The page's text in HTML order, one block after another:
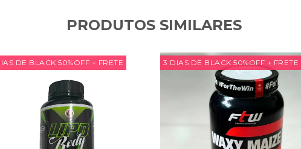
PRODUTOS SIMILARES
DE BLACK 50%OFF + FRETE 3 DIAS DE BLACK 50%OFF + FRETE